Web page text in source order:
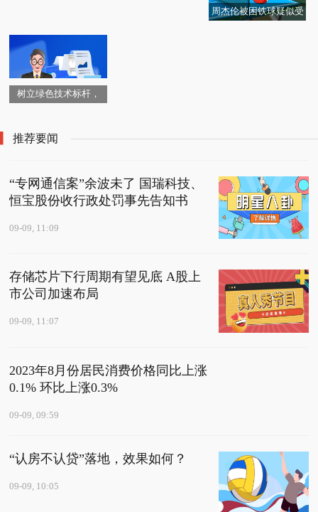
周杰伦被困铁球疑似受
树立绿色技术标杆，
领域 85 项技术
推荐要闻
“专网通信案”余波未了 国瑞科技、
恒宝股份收行政处罚事先告知书
09-09, 11:09
存储芯片下行周期有望见底 A股上
市公司加速布局
09-09, 11:07
2023年8月份居民消费价格同比上涨
0.1% 环比上涨0.3%
09-09, 09:59
“认房不认贷”落地，效果如何？
09-09, 10:05